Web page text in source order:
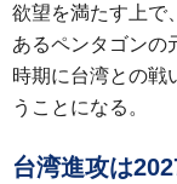
欲望を満たす上で
あるペンタゴンの
時期に台湾との戦
うことになる。
台湾進攻は